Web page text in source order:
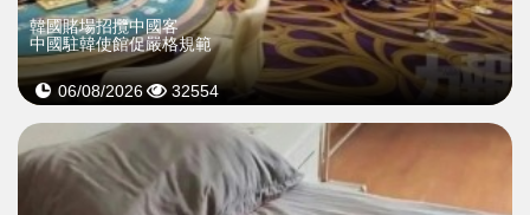
韓國賭場招攬中國客
中國駐韓使館促嚴格規範
06/08/2026 32554